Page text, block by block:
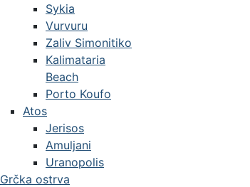
Sykia
Vurvuru
Zaliv Simonitiko
Kalimataria
Beach
Porto Koufo
Atos
Jerisos
Amuljani
Uranopolis
Grčka ostrva